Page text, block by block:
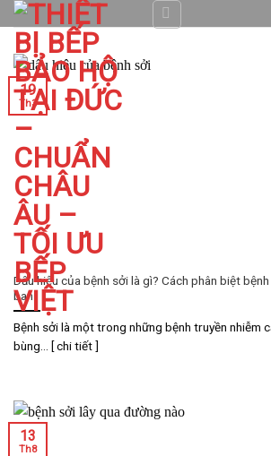
Skip
to
content
Dấu hiệu của bệnh sởi là gì? Cách phân biệt
ban
Bệnh sởi là một trong những bệnh truyền nhiễm
bùng... [ chi tiết ]
19
Th3
13
Th8